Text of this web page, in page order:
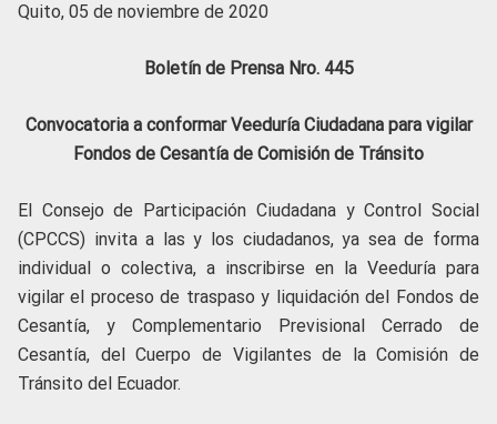
Quito, 05 de noviembre de 2020
Boletín de Prensa Nro. 445
Convocatoria a conformar Veeduría Ciudadana para vigilar
Fondos de Cesantía de Comisión de Tránsito
El Consejo de Participación Ciudadana y Control Social
(CPCCS) invita a las y los ciudadanos, ya sea de forma
individual o colectiva, a inscribirse en la Veeduría para
vigilar el proceso de traspaso y liquidación del Fondos de
Cesantía, y Complementario Previsional Cerrado de
Cesantía, del Cuerpo de Vigilantes de la Comisión de
Tránsito del Ecuador.